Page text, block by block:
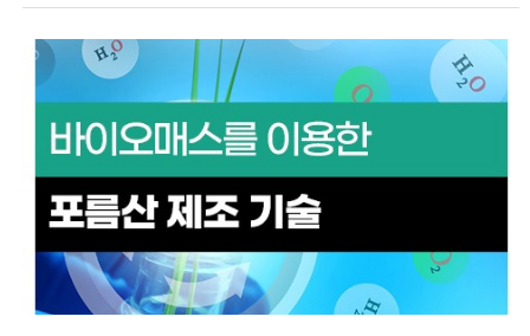
연구교수를 근무하였고 2019년부터 경상국립대학교에 재직
중입니다. 현재 미생물 유전체 및 오믹스 관련 연구와 환경과 인체를
대상으로 한 다양한 마이크로옴 연구를 수행 중입니다.